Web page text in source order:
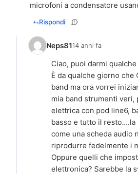
microfoni a condensatore
Rispondi
Neps8114 anni fa
Ciao, puoi darmi
È da qualche giorno che
band ma ora vorrei
mia band strumenti veri,
elettrica con pod line6,
basso e tutto il
come una scheda audio
riprodurre fedelmente i
Oppure quelli che
elettronica? Sarebbe la